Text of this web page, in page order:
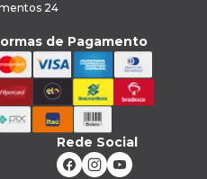
24
de Pagamento
Rede Social